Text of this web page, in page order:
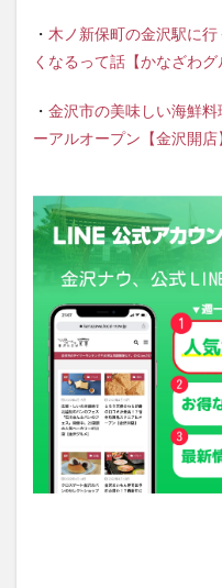
・ 木ノ新保町の金沢駅に
くなるって話【かなざわグ
・ 金沢市の美味しい海鮮
ーアルオープン【金沢開店